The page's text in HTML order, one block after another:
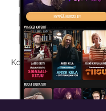
Kokeilemalla ilmaiseksi